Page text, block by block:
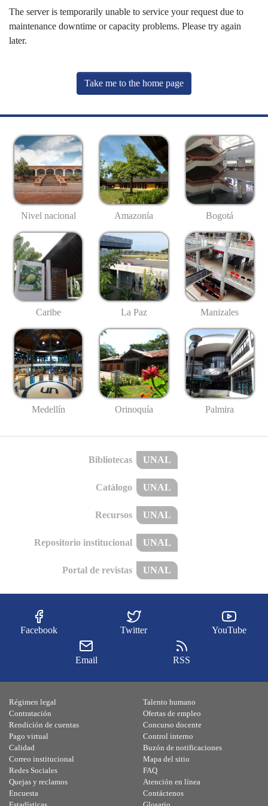
The server is temporarily unable to service your request due to
maintenance downtime or capacity problems. Please try again
later.
Take me to the home page
Nivel nacional Amazonía Bogotá
Caribe La Paz Manizales
Medellín Orinoquía Palmira
Bibliotecas UNAL
Catálogo UNAL
Recursos UNAL
Repositorio institucional UNAL
Portal de revistas UNAL
Facebook Twitter YouTube
Email RSS
Régimen legal
Contratación
Rendición de cuentas
Pago virtual
Calidad
Talento humano
Ofertas de empleo
Concurso docente
Control interno
Buzón de notificaciones
Correo institucional
Redes Sociales
Quejas y reclamos
Encuesta
Mapa del sitio
FAQ
Atención en línea
Contáctenos